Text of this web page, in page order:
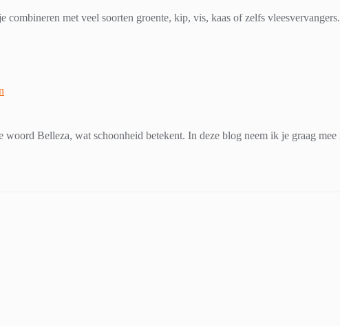
combineren met veel soorten groente, kip, vis, kaas of zelfs
woord Belleza, wat schoonheid betekent. In deze blog neem ik je graag